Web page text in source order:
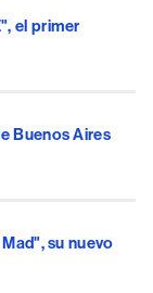
el primer
Buenos Aires
su nuevo